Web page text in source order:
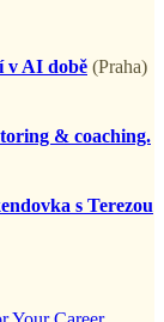
v AI době (Praha)
& coaching.
s Terezou